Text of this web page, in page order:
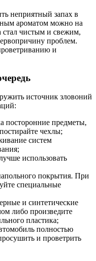
неприятный запах в
ароматом можно на
стал чистым и свежим,
проблем.
и
источник зловоний
посторонние предметы,
чехлы;
систем
использовать
покрытия. При
специальные
и синтетические
либо произведите
пластика;
полностью
и проветрить